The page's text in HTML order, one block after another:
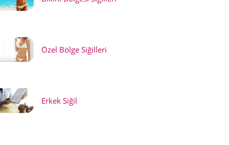
Özel Bölge Siğilleri
Erkek Siğil